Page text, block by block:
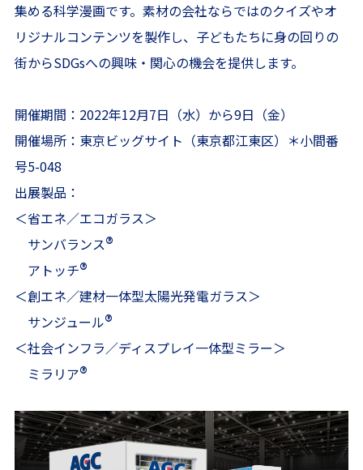
集める科学漫画です。素材の会社ならではのクイズやオ
リジナルコンテンツを製作し、子どもたちに身の回りの
街からSDGsへの興味・関心の機会を提供します。
開催期間：2022年12月7日（水）から9日（金）
開催場所：東京ビッグサイト（東京都江東区）＊小間番
号5-048
出展製品：
＜省エネ／エコガラス＞
サンバランス®
アトッチ®
＜創エネ／建材一体型太陽光発電ガラス＞
サンジュール®
＜社会インフラ／ディスプレイ一体型ミラー＞
ミラリア®